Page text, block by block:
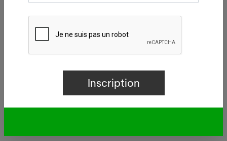
Source : ATS 24.01.2011
Votre offre d’emploi PUSH ici
Dernières news